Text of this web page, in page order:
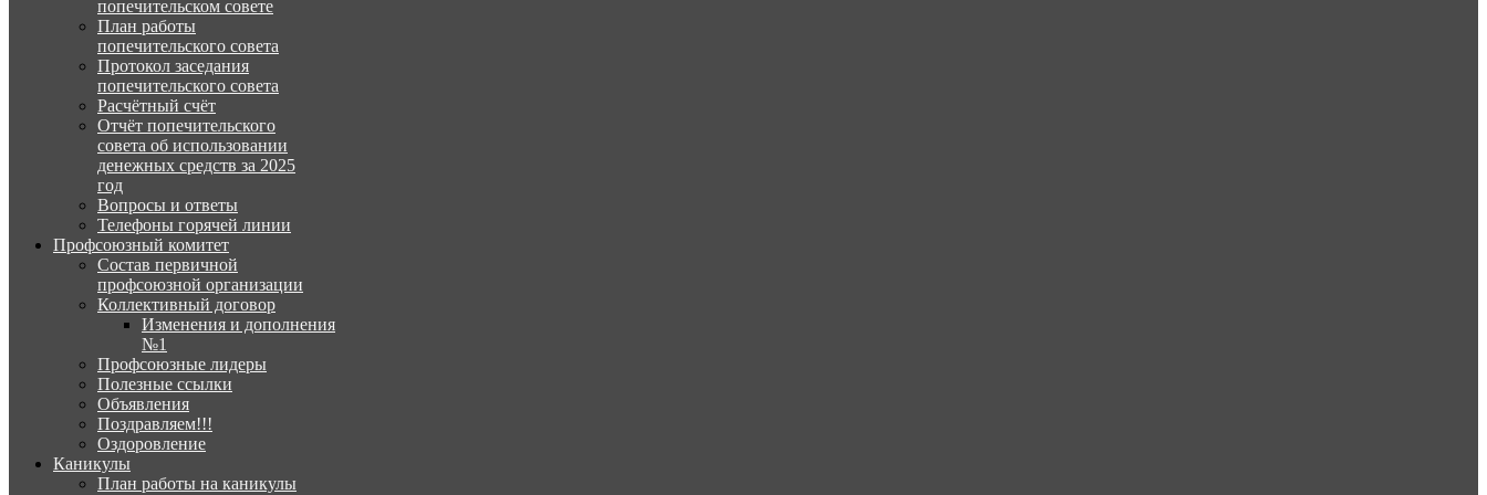
попечительском совете
План работы
попечительского совета
Протокол заседания
попечительского совета
Расчётный счёт
Отчёт попечительского
совета об использовании
денежных средств за 2025
год
Вопросы и ответы
Телефоны горячей линии
Профсоюзный комитет
Состав первичной
профсоюзной организации
Коллективный договор
Изменения и дополнения
№1
Профсоюзные лидеры
Полезные ссылки
Объявления
Поздравляем!!!
Оздоровление
Каникулы
План работы на каникулы